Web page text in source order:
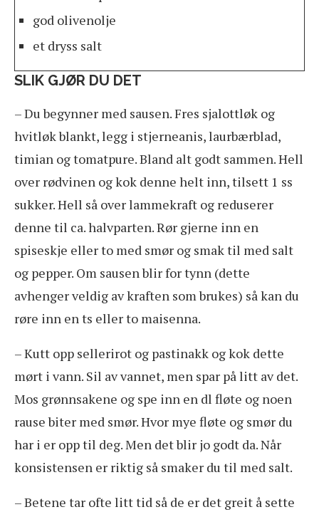
god olivenolje
et dryss salt
SLIK GJØR DU DET
– Du begynner med sausen. Fres sjalottløk og
hvitløk blankt, legg i stjerneanis, laurbærblad,
timian og tomatpure. Bland alt godt sammen. Hell
over rødvinen og kok denne helt inn, tilsett 1 ss
sukker. Hell så over lammekraft og reduserer
denne til ca. halvparten. Rør gjerne inn en
spiseskje eller to med smør og smak til med salt
og pepper. Om sausen blir for tynn (dette
avhenger veldig av kraften som brukes) så kan du
røre inn en ts eller to maisenna.
– Kutt opp sellerirot og pastinakk og kok dette
mørt i vann. Sil av vannet, men spar på litt av det.
Mos grønnsakene og spe inn en dl fløte og noen
rause biter med smør. Hvor mye fløte og smør du
har i er opp til deg. Men det blir jo godt da. Når
konsistensen er riktig så smaker du til med salt.
– Betene tar ofte litt tid så de er det greit å sette